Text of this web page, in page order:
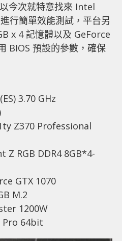
今次就特意找來 Intel
行簡單效能測試，平台另
x 4 記憶體以及 GeForce
BIOS 預設的參數，確保
3.70 GHz
Z370 Professional
Z RGB DDR4 8GB*4-
GTX 1070
M.2
1200W
Pro 64bit